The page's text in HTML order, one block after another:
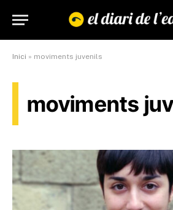
Inici » moviments juvenils
moviments